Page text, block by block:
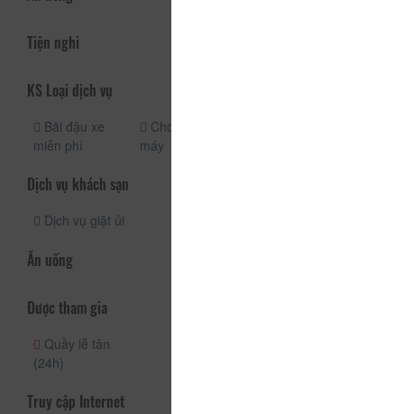
Tiện nghi
KS Loại dịch vụ
Bãi đậu xe
miễn phí
Cho thuê xe
máy
Dịch vụ khách sạn
Dịch vụ giặt ủi
Ăn uống
Được tham gia
Quầy lễ tân
(24h)
Truy cập Internet